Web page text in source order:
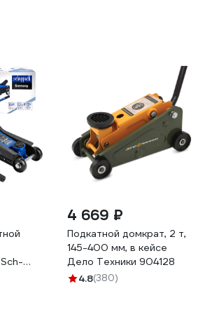
4 669 ₽
Подкатной домкрат, 2 т,
145-400 мм, в кейсе
Дело Техники 904128
4.8(380)